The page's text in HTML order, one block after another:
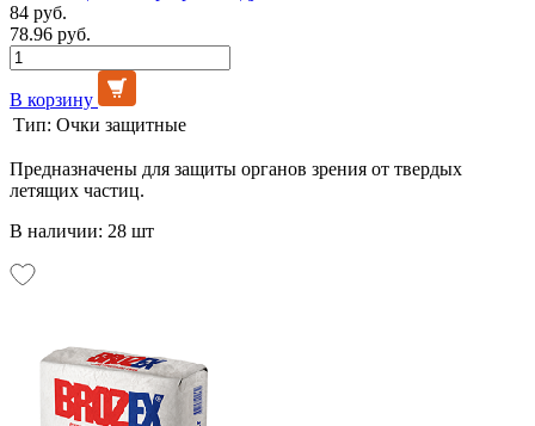
84 руб.
78.96 руб.
В корзину
Тип: Очки защитные
Предназначены для защиты органов зрения от твердых
летящих частиц.
В наличии: 28 шт